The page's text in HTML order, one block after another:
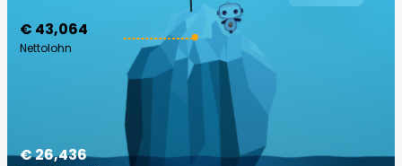
€ 43,064
Nettolohn
€ 26,436